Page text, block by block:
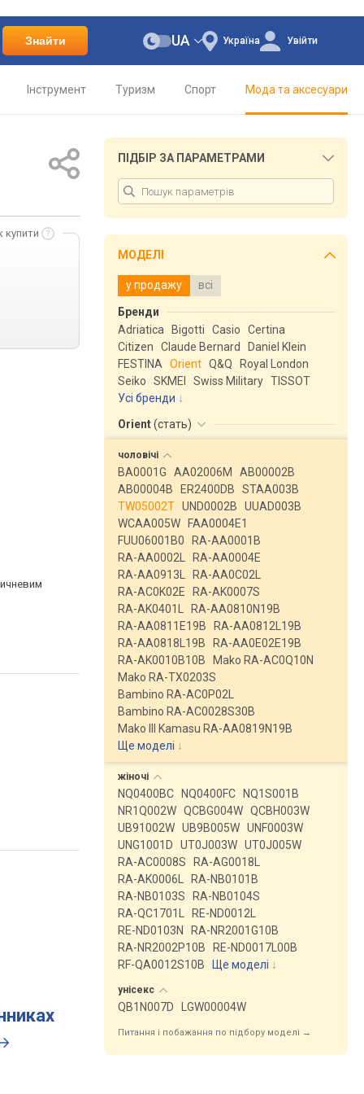
Знайти Україна
UA Увійти
Інструмент Туризм Спорт Мода та аксесуари
купити
ПІДБІР ЗА ПАРАМЕТРАМИ
МОДЕЛІ
у продажу всі
Бренди
Adriatica
Bigotti Casio
Certina
Citizen
Claude Bernard
Daniel Klein
FESTINA
Orient Q&Q
Royal London
Seiko
SKMEI Swiss Military TISSOT
Усі бренди
Orient(стать)
чоловічі
BA0001G AA02006M
AB00002B
AB00004B
ER2400DB
STAA003B
TW05002T UND0002B
UUAD003B
WCAA005W
FAA0004E1
FUU06001B0
RA-AA0001B
RA-AA0002L
RA-AA0004E
RA-AA0913L
RA-AA0C02L
RA-AC0K02E
RA-AK0007S
RA-AK0401L
RA-AA0810N19B
RA-AA0811E19B
RA-AA0812L19B
RA-AA0818L19B
RA-AA0E02E19B
RA-AK0010B10B
Mako RA-AC0Q10N
Mako RA-TX0203S
Bambino RA-AC0P02L
Bambino RA-AC0028S30B
Mako III Kamasu RA-AA0819N19B
Ще моделі ↓
жіночі
NQ0400BC NQ0400FC
NQ1S001B
NR1Q002W QCBG004W QCBH003W
UB91002W UB9B005W UNF0003W
UNG1001D
UT0J003W UT0J005W
RA-AC0008S
RA-AG0018L
RA-AK0006L
RA-NB0101B
RA-NB0103S
RA-NB0104S
RA-QC1701L
RE-ND0012L
RE-ND0103N
RA-NR2001G10B
RA-NR2002P10B
RE-ND0017L00B
RF-QA0012S10B
Ще моделі ↓
унісекс
QB1N007D LGW00004W
Питання і побажання по підбору моделі →